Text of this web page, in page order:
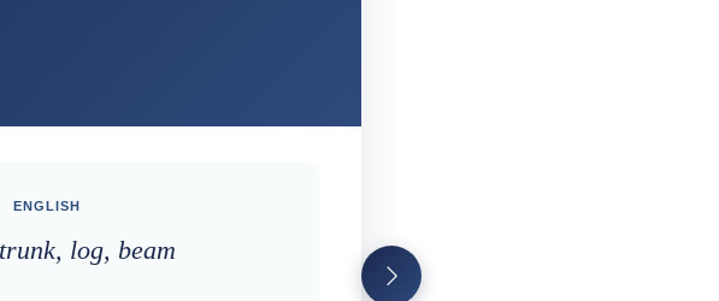
ENGLISH
log, beam